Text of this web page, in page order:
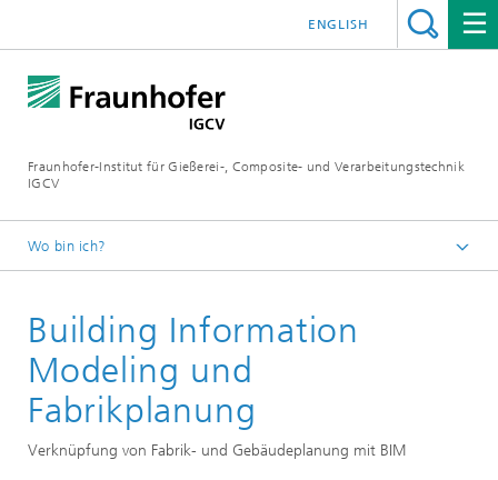
Fraunhofer-Institut für Gießerei-, Composite- und Verarbeitungstechnik
IGCV
ENGLISH
Wo bin ich?
Themen und Technologietransfer
Kollaborative Fabrikplanung
Building Information
Modeling und
Fabrikplanung
Verknüpfung von Fabrik- und Gebäudeplanung mit BIM